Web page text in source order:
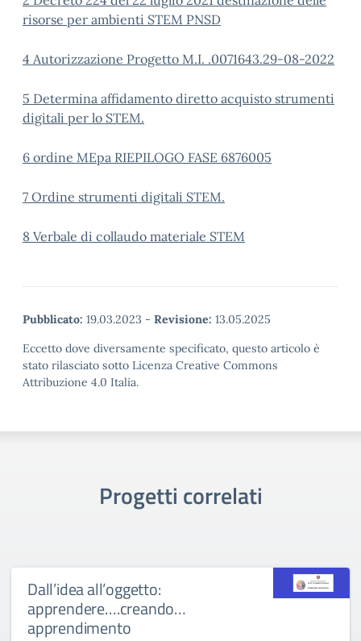
risorse per ambienti STEM PNSD
4 Autorizzazione Progetto M.I. .0071643.29-08-2022
5 Determina affidamento diretto acquisto strumenti
digitali per lo STEM.
6 ordine MEpa RIEPILOGO FASE 6876005
7 Ordine strumenti digitali STEM.
8 Verbale di collaudo materiale STEM
Pubblicato: 19.03.2023 - Revisione: 13.05.2025
Eccetto dove diversamente specificato, questo articolo è
stato rilasciato sotto Licenza Creative Commons
Attribuzione 4.0 Italia.
Progetti correlati
Dall’idea all’oggetto:
apprendere….creando…
apprendimento